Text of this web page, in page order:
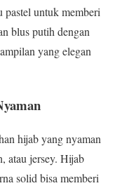
pastel untuk memberi
blus putih dengan
yang elegan
hijab yang nyaman
atau jersey. Hijab
solid bisa memberi